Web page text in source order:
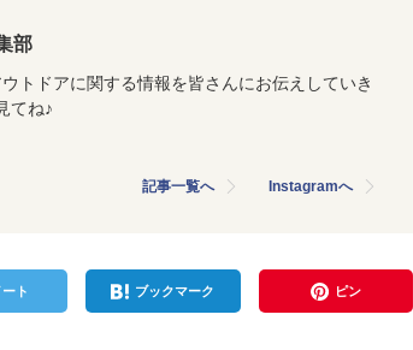
部
トドアに関する情報を皆さんにお伝えしていき
てね♪
記事一覧へ Instagramへ
ト ブックマーク ピン